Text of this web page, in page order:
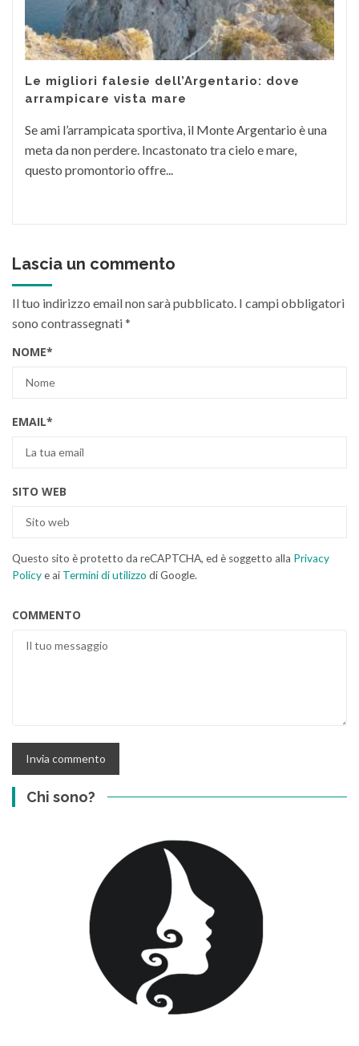
Le migliori falesie dell’Argentario: dove
arrampicare vista mare
Se ami l’arrampicata sportiva, il Monte Argentario è una
meta da non perdere. Incastonato tra cielo e mare,
questo promontorio offre...
Lascia un commento
Il tuo indirizzo email non sarà pubblicato. I campi obbligatori
sono contrassegnati*
NOME*
EMAIL*
SITO WEB
Questo sito è protetto da reCAPTCHA, ed è soggetto alla Privacy
Policye ai Termini di utilizzo di Google.
COMMENTO
Chi sono?